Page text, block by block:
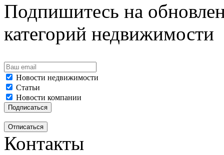
Подпишитесь на
категорий недвижимости
Новости недвижимости
Статьи
Новости компании
Контакты